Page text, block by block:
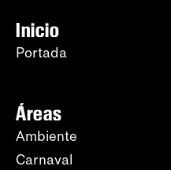
Inicio
Portada
Áreas
Ambiente
Carnaval